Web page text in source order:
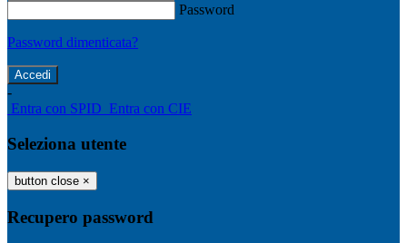
Password
Password dimenticata?
-
Entra con SPID Entra con CIE
Seleziona utente
button close ×
Recupero password